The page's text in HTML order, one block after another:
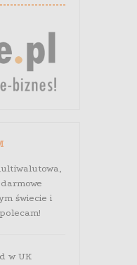
świecie i
w UK